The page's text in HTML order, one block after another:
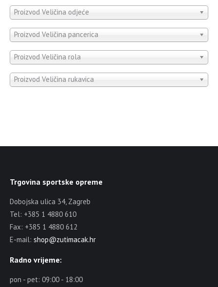
Proizvod Veličina odjeće
Proizvod Veličina pancerica
Proizvod Veličina rola
Proizvod Veličina rukavica
Trgovina sportske opreme
Dobojska ulica 34, Zagreb
Tel: +385 1 4880 610
Fax: +385 1 4880 612
E-mail: shop@zutimacak.hr
Radno vrijeme:
pon - pet: 09:00 - 18:00